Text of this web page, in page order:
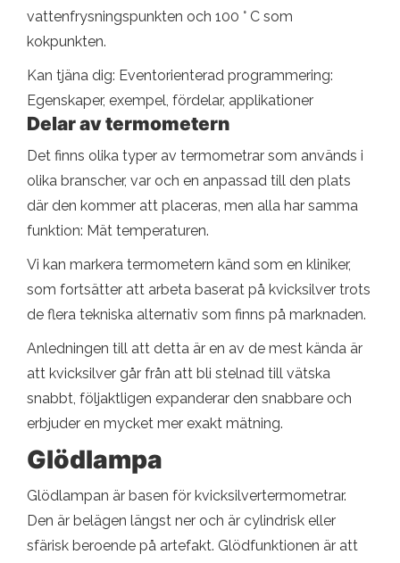
vattenfrysningspunkten och 100 ° C som
kokpunkten.
Kan tjäna dig: Eventorienterad programmering:
Egenskaper, exempel, fördelar, applikationer
Delar av termometern
Det finns olika typer av termometrar som används i
olika branscher, var och en anpassad till den plats
där den kommer att placeras, men alla har samma
funktion: Mät temperaturen.
Vi kan markera termometern känd som en kliniker,
som fortsätter att arbeta baserat på kvicksilver trots
de flera tekniska alternativ som finns på marknaden.
Anledningen till att detta är en av de mest kända är
att kvicksilver går från att bli stelnad till vätska
snabbt, följaktligen expanderar den snabbare och
erbjuder en mycket mer exakt mätning.
Glödlampa
Glödlampan är basen för kvicksilvertermometrar.
Den är belägen längst ner och är cylindrisk eller
sfärisk beroende på artefakt. Glödfunktionen är att